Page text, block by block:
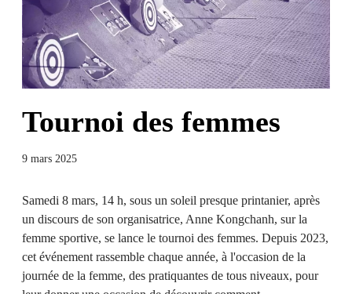
Tournoi des femmes
9 mars 2025
Samedi 8 mars, 14 h, sous un soleil presque printanier, après
un discours de son organisatrice, Anne Kongchanh, sur la
femme sportive, se lance le tournoi des femmes. Depuis 2023,
cet événement rassemble chaque année, à l'occasion de la
journée de la femme, des pratiquantes de tous niveaux, pour